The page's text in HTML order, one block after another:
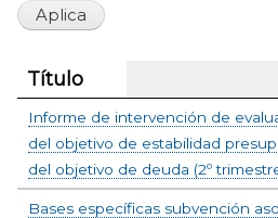
Título
Informe de intervención de
del objetivo de estabilidad
del objetivo de deuda (2º
Bases específicas subvención